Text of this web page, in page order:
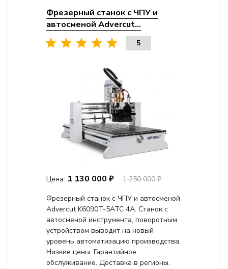
Фрезерный станок с ЧПУ и
автосменой Advercut...
5
Цена: 1 130 000 ₽
1 250 000 ₽
Фрезерный станок с ЧПУ и автосменой
Advercut K6090T-5ATC 4A. Станок с
автосменой инструмента, поворотным
устройством выводит на новый
уровень автоматизацию производства.
Низкие цены. Гарантийное
обслуживание. Доставка в регионы.